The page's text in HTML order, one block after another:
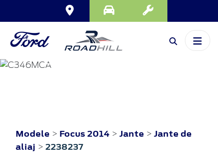
FOCUS
Modele > Focus 2014 > Jante > Jante de
aliaj > 2238237